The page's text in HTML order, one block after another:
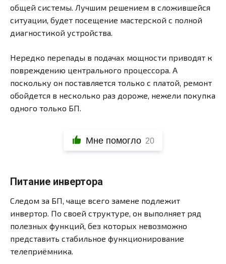
общей системы. Лучшим решением в сложившейся
ситуации, будет посещение мастерской с полной
диагностикой устройства.
Нередко перепады в подачах мощности приводят к
повреждению центрального процессора. А
поскольку он поставляется только с платой, ремонт
обойдется в несколько раз дороже, нежели покупка
одного только БП.
Мне помогло 20
Питание инвертора
Следом за БП, чаще всего замене подлежит
инвертор. По своей структуре, он выполняет ряд
полезных функций, без которых невозможно
представить стабильное функционирование
телеприёмника.